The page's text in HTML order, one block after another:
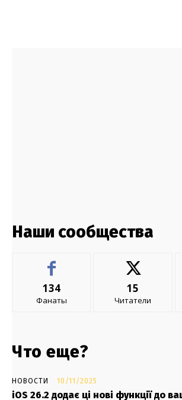
Наши сообщества
134
Фанаты
15
Читатели
Что еще?
НОВОСТИ 10/11/2025
iOS 26.2 додає ці нові функції до